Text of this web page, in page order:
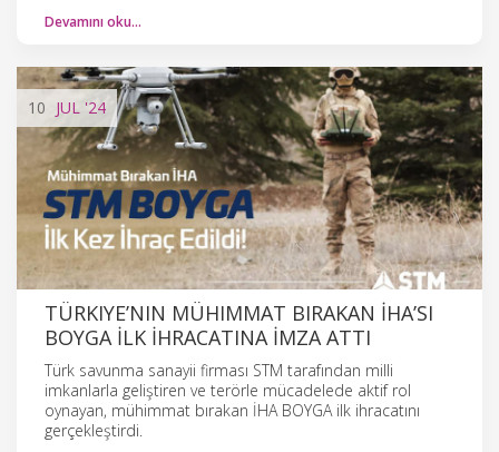
Devamını oku…
10 JUL '24
TÜRKIYE’NIN MÜHIMMAT BIRAKAN İHA’SI
BOYGA İLK İHRACATINA İMZA ATTI
Türk savunma sanayii firması STM tarafından milli
imkanlarla geliştiren ve terörle mücadelede aktif rol
oynayan, mühimmat bırakan İHA BOYGA ilk ihracatını
gerçekleştirdi.